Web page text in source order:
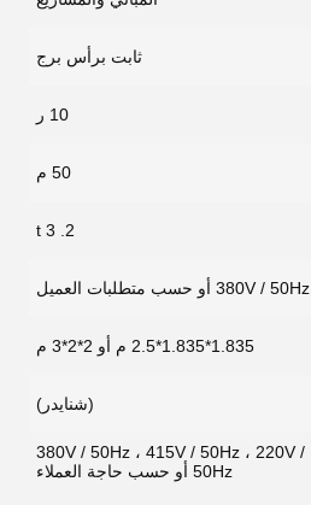
ثابت برأس برج
10 ر
50 م
2. 3 t
380V / 50Hz أو حسب متطلبات العميل
1.835*1.835*2.5 م أو 2*2*3 م
(شنايدر)
380V / 50Hz ، 415V / 50Hz ، 220V /
50Hz أو حسب حاجة العملاء